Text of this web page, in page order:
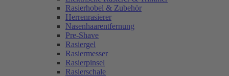
Rasierhobel & Zubehör
Herrenrasierer
Nasenhaarentfernung
Pre-Shave
Rasiergel
Rasiermesser
Rasierpinsel
Rasierschale